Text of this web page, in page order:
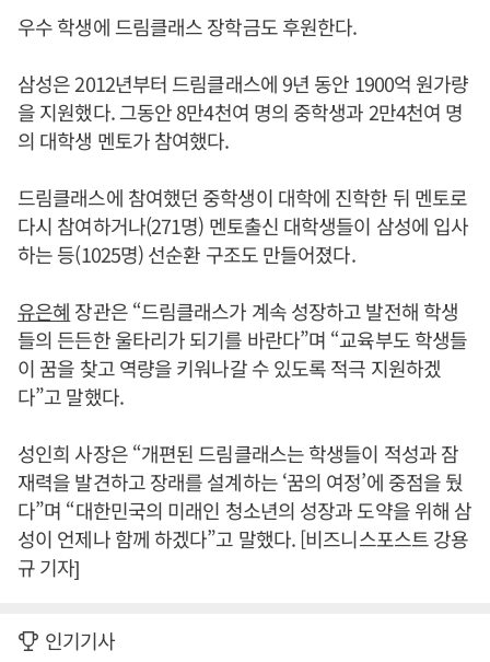
우수 학생에 드림클래스 장학금도 후원한다.
삼성은 2012년부터 드림클래스에 9년 동안 1900억 원가량
을 지원했다. 그동안 8만4천여 명의 중학생과 2만4천여 명
의 대학생 멘토가 참여했다.
드림클래스에 참여했던 중학생이 대학에 진학한 뒤 멘토로
다시 참여하거나(271명) 멘토출신 대학생들이 삼성에 입사
하는 등(1025명) 선순환 구조도 만들어졌다.
유은혜 장관은 “드림클래스가 계속 성장하고 발전해 학생
들의 든든한 울타리가 되기를 바란다”며 “교육부도 학생들
이 꿈을 찾고 역량을 키워나갈 수 있도록 적극 지원하겠
다”고 말했다.
성인희 사장은 “개편된 드림클래스는 학생들이 적성과 잠
재력을 발견하고 장래를 설계하는 ‘꿈의 여정’에 중점을 뒀
다”며 “대한민국의 미래인 청소년의 성장과 도약을 위해 삼
성이 언제나 함께 하겠다”고 말했다. [비즈니스포스트 강용
규 기자]
인기기사